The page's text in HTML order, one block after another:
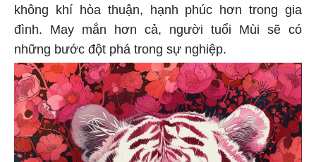
không khí hòa thuận, hạnh phúc hơn trong gia
đình. May mắn hơn cả, người tuổi Mùi sẽ có
những bước đột phá trong sự nghiệp.